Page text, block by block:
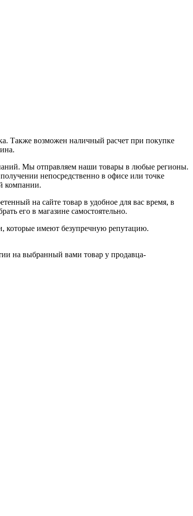
Также возможен наличный расчет при покупке
Мы отправляем наши товары в любые регионы.
непосредственно в офисе или точке
компании.
на сайте товар в удобное для вас время, в
его в магазине самостоятельно.
которые имеют безупречную репутацию.
на выбранный вами товар у продавца-